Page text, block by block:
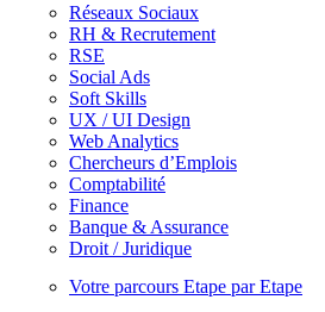
Réseaux Sociaux
RH & Recrutement
RSE
Social Ads
Soft Skills
UX / UI Design
Web Analytics
Chercheurs d’Emplois
Comptabilité
Finance
Banque & Assurance
Droit / Juridique
Votre parcours Etape par Etape